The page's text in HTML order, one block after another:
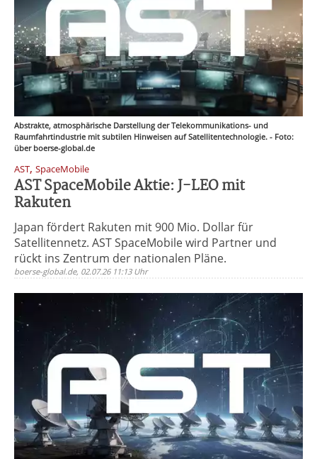
Abstrakte, atmosphärische Darstellung der Telekommunikations- und
Raumfahrtindustrie mit subtilen Hinweisen auf Satellitentechnologie. - Foto:
über boerse-global.de
AST, SpaceMobile
AST SpaceMobile Aktie: J-LEO mit
Rakuten
Japan fördert Rakuten mit 900 Mio. Dollar für
Satellitennetz. AST SpaceMobile wird Partner und
rückt ins Zentrum der nationalen Pläne.
boerse-global.de, 02.07.26 11:13 Uhr